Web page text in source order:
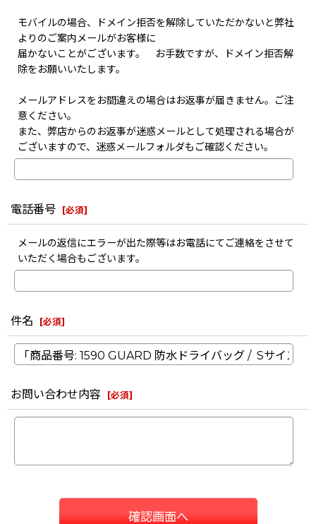
モバイルの場合、ドメイン拒否を解除していただかないと弊社
よりのご案内メールがお客様に
届かないことがございます。 お手数ですが、ドメイン拒否解
除をお願いいたします。
メールアドレスをお間違えの場合はお返事が届きません。ご注
意ください。
また、弊店からのお返事が迷惑メールとして処理される場合が
ございますので、迷惑メールフォルダもご確認ください。
電話番号 [必須]
メールの返信にエラーが出た際等はお電話にてご連絡をさせて
いただく場合もございます。
件名 [必須]
お問い合わせ内容 [必須]
確認画面へ